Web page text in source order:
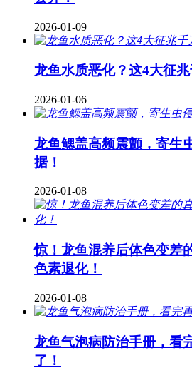
2026-01-09
龙鱼水质恶化？这4大征兆
2026-01-06
龙鱼鳃盖高频震颤，寄生
据！
2026-01-08
惊！龙鱼混养后体色变差
色素退化！
2026-01-08
龙鱼气泡病防治手册，看
了！